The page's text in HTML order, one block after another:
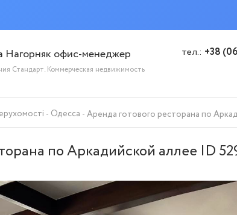
Нагорняк офис-менеджер
Стандарт. Коммерческая недвижимость
тел.: +38
Одесса Аренда готового ресторана по
по Аркадийской аллее ID